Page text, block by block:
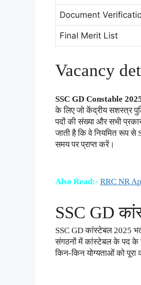
Document
Final Merit List
Vacancy
SSC GD Constable
के लिए जो केंद्रीय सशस्त्र
पदों की संख्या और सभी
जाती है कि वे नियमित रूप से
समय पर प्राप्त करें।
Also Read:- RRC NR
SSC GD
SSC GD कांस्टेबल 2025
संगठनों में कांस्टेबल के पद के
किन-किन योग्यताओं को